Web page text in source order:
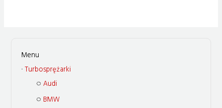
Turbosprężarki
Audi
BMW